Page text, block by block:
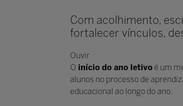
Com acolhimento,
fortalecer vínculos,
Ouvir
O início do ano letivo é um
alunos no processo de
educacional ao longo do ano.